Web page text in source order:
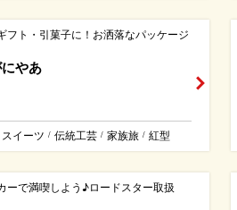
フト・引菓子に！お洒落なパッケージ
やあ
スイーツ / 伝統工芸 / 家族旅 / 紅型
ーで満喫しよう♪ロードスター取扱